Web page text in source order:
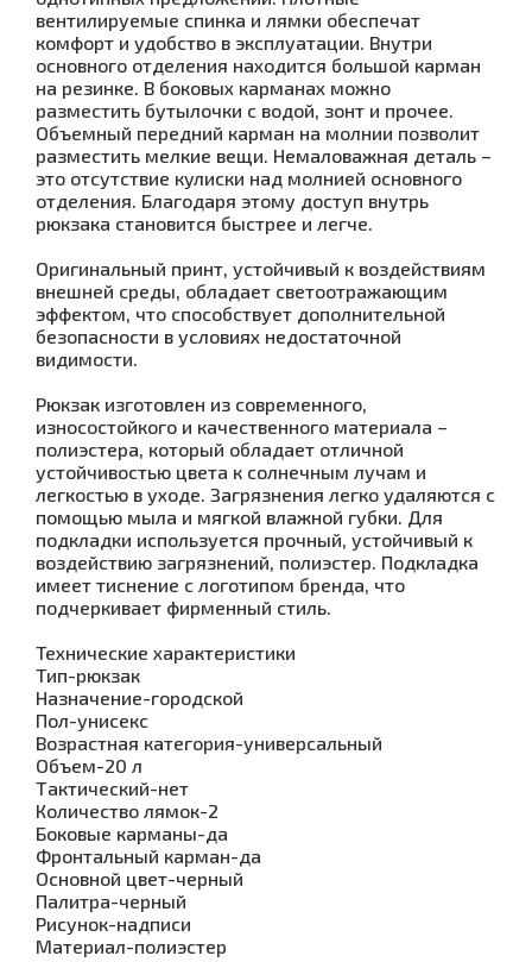
вентилируемые спинка и лямки обеспечат
комфорт и удобство в эксплуатации. Внутри
основного отделения находится большой карман
на резинке. В боковых карманах можно
разместить бутылочки с водой, зонт и прочее.
Объемный передний карман на молнии позволит
разместить мелкие вещи. Немаловажная деталь –
это отсутствие кулиски над молнией основного
отделения. Благодаря этому доступ внутрь
рюкзака становится быстрее и легче.
Оригинальный принт, устойчивый к воздействиям
внешней среды, обладает светоотражающим
эффектом, что способствует дополнительной
безопасности в условиях недостаточной
видимости.
Рюкзак изготовлен из современного,
износостойкого и качественного материала –
полиэстера, который обладает отличной
устойчивостью цвета к солнечным лучам и
легкостью в уходе. Загрязнения легко удаляются с
помощью мыла и мягкой влажной губки. Для
подкладки используется прочный, устойчивый к
воздействию загрязнений, полиэстер. Подкладка
имеет тиснение с логотипом бренда, что
подчеркивает фирменный стиль.
Технические характеристики
Тип-рюкзак
Назначение-городской
Пол-унисекс
Возрастная категория-универсальный
Объем-20 л
Тактический-нет
Количество лямок-2
Боковые карманы-да
Фронтальный карман-да
Основной цвет-черный
Палитра-черный
Рисунок-надписи
Материал-полиэстер